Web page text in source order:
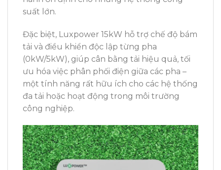
suất lớn.
Đặc biệt, Luxpower 15kW hỗ trợ chế độ bám
tải và điều khiển độc lập từng pha
(0kW/5kW), giúp cân bằng tải hiệu quả, tối
ưu hóa việc phân phối điện giữa các pha –
một tính năng rất hữu ích cho các hệ thống
đa tải hoặc hoạt động trong môi trường
công nghiệp.